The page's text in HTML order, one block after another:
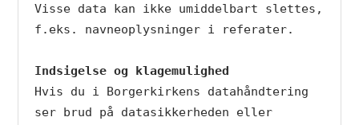
Visse data kan ikke umiddelbart slettes,
f.eks. navneoplysninger i referater.
Indsigelse og klagemulighed
Hvis du i Borgerkirkens datahåndtering
ser brud på datasikkerheden eller